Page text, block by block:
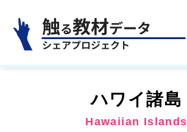
ハワイ諸島
Hawaiian Islands